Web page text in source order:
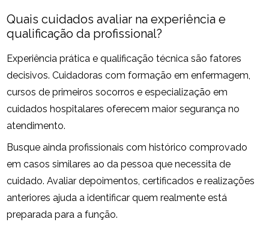
Quais cuidados avaliar na experiência e
qualificação da profissional?
Experiência prática e qualificação técnica são fatores
decisivos. Cuidadoras com formação em enfermagem,
cursos de primeiros socorros e especialização em
cuidados hospitalares oferecem maior segurança no
atendimento.
Busque ainda profissionais com histórico comprovado
em casos similares ao da pessoa que necessita de
cuidado. Avaliar depoimentos, certificados e realizações
anteriores ajuda a identificar quem realmente está
preparada para a função.